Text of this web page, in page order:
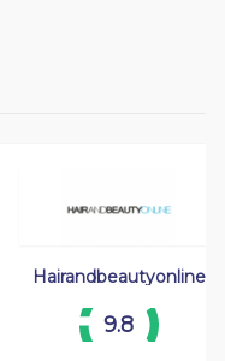
Hairandbeautyonline
9.8